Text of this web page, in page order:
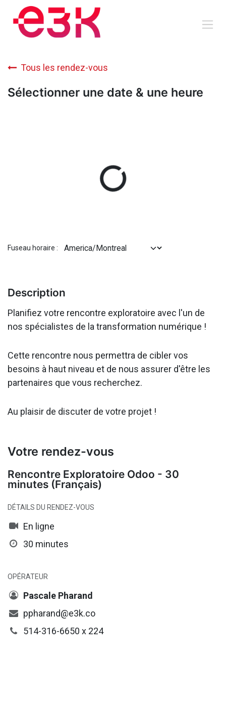
Se rendre au contenu
Tous les rendez-vous
Sélectionner une date & une heure
Fuseau horaire :
Description
Planifiez votre rencontre exploratoire avec l'un de
nos spécialistes de la transformation numérique !
Cette rencontre nous permettra de cibler vos
besoins à haut niveau et de nous assurer d'être les
partenaires que vous recherchez.
Au plaisir de discuter de votre projet !
Votre rendez-vous
Rencontre Exploratoire Odoo - 30
minutes (Français)
DÉTAILS DU RENDEZ-VOUS
En ligne
30 minutes
OPÉRATEUR
Pascale Pharand
ppharand@e3k.co
514-316-6650 x 224